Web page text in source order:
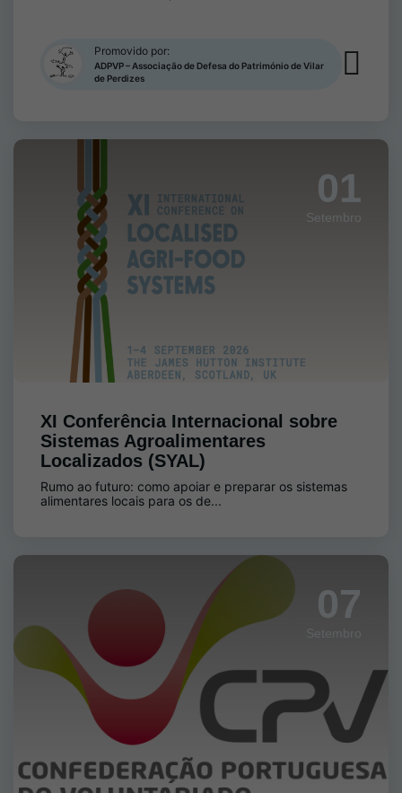
Promovido por:
ADPVP – Associação de Defesa do Património de Vilar
de Perdizes
01
Setembro
XI Conferência Internacional sobre
Sistemas Agroalimentares
Localizados (SYAL)
Rumo ao futuro: como apoiar e preparar os sistemas
alimentares locais para os de...
07
Setembro